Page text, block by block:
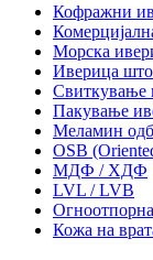
Кофражни
Морска
Иверица што
Свиткување
Пакување
Меламин
OSB
МДФ / ХДФ
LVL / LVB
Кожа на